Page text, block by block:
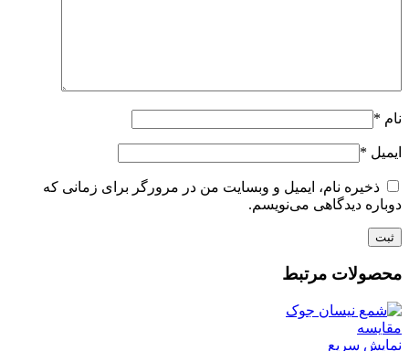
نام *
ایمیل *
ذخیره نام، ایمیل و وبسایت من در مرورگر برای زمانی که
دوباره دیدگاهی می‌نویسم.
محصولات مرتبط
مقایسه
نمایش سریع